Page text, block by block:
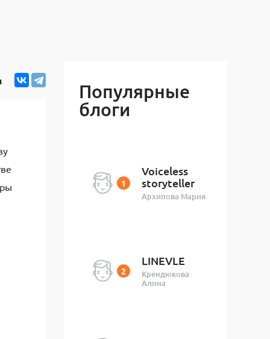
Популярные
блоги
Voiceless
storyteller
Архипова Мария
LINEVLE
Крендюкова
Алина